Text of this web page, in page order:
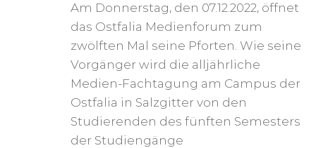
Am Donnerstag, den 07.12.2022, öffnet
das Ostfalia Medienforum zum
zwölften Mal seine Pforten. Wie seine
Vorgänger wird die alljährliche
Medien-Fachtagung am Campus der
Ostfalia in Salzgitter von den
Studierenden des fünften Semesters
der Studiengänge